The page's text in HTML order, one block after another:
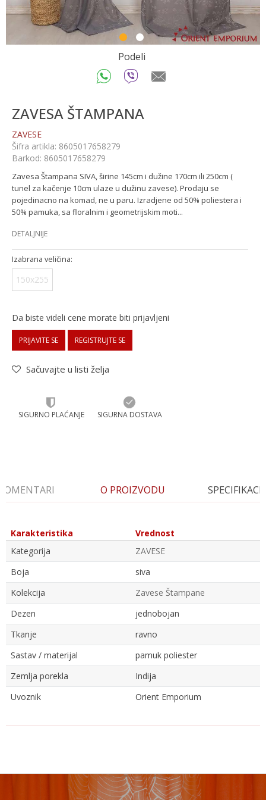
1 2
Podeli
ZAVESA ŠTAMPANA
ZAVESE
Šifra artikla: 8605017658279
Barkod: 8605017658279
Zavesa Štampana SIVA, širine 145cm i dužine 170cm ili 250cm (
tunel za kačenje 10cm ulaze u dužinu zavese). Prodaju se
pojedinacno na komad, ne u paru. Izradjene od 50% poliestera i
50% pamuka, sa floralnim i geometrijskim moti...
DETALJNIJE
Izabrana veličina:
150x255
Da biste videli cene morate biti prijavljeni
PRIJAVITE SE REGISTRUJTE SE
Sačuvajte u listi želja
SIGURNO PLAĆANJE SIGURNA DOSTAVA
O PROIZVODU
Karakteristika
Vrednost
Kategorija
ZAVESE
Boja
siva
Kolekcija
Zavese Štampane
Dezen
jednobojan
Tkanje
ravno
Sastav / materijal
pamuk poliester
Zemlja porekla
Indija
Uvoznik
Orient Emporium